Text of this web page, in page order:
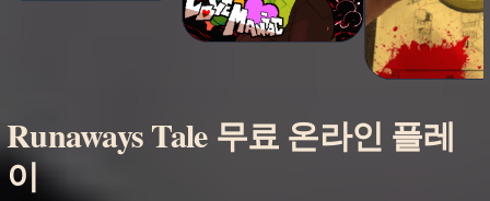
Runaways Tale 무료 온라인 플레
이